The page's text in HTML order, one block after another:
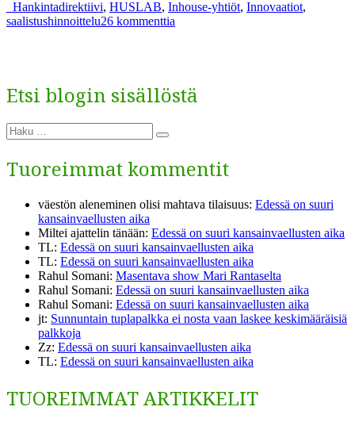
etua
Avainsanat
Hankintadirektiivi, HUSLAB, Inhouse-yhtiöt, Innovaatiot,
saalistushinnoittelu26 kommenttia
etua
vastaavaksi
Etsi blogin sisällöstä
Etsi:
Haku
Tuoreimmat kommentit
väestön aleneminen olisi mahtava tilaisuus: Edessä on suuri
kansainvaellusten aika
Miltei ajattelin tänään: Edessä on suuri kansainvaellusten aika
TL: Edessä on suuri kansainvaellusten aika
TL: Edessä on suuri kansainvaellusten aika
Rahul Somani: Masentava show Mari Rantaselta
Rahul Somani: Edessä on suuri kansainvaellusten aika
Rahul Somani: Edessä on suuri kansainvaellusten aika
jt: Sunnuntain tuplapalkka ei nosta vaan laskee keskimääräisiä
palkkoja
Zz: Edessä on suuri kansainvaellusten aika
TL: Edessä on suuri kansainvaellusten aika
TUOREIMMAT ARTIKKELIT